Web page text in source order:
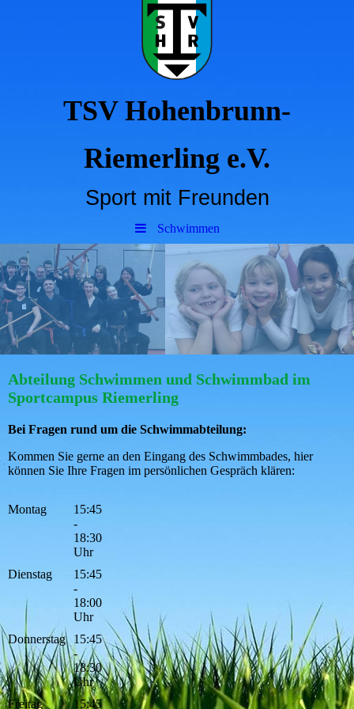
TSV Hohenbrunn-
Riemerling e.V.
Sport mit Freunden
Schwimmen
Abteilung Schwimmen und Schwimmbad im
Sportcampus Riemerling
Bei Fragen rund um die Schwimmabteilung:
Kommen Sie gerne an den Eingang des Schwimmbades, hier
können Sie Ihre Fragen im persönlichen Gespräch klären:
Montag
15:45
-
18:30
Uhr
Dienstag
15:45
-
18:00
Uhr
Donnerstag
15:45
-
18:30
Uhr
Freitag
15:45